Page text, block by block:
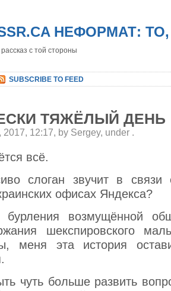
НЕФОРМАТ:
с той стороны
SUBSCRIBE TO FEED
ТЯЖЁЛЫЙ ДЕНЬ
2017, 12:17, by Sergey, under .
всё.
слоган звучит в связи
офисах Яндекса?
возмущённой
шекспировского
меня эта история
чуть больше развить